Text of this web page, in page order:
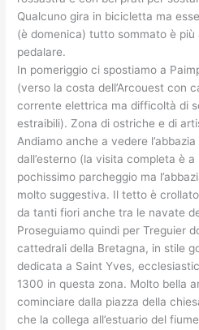
Qualcuno gira in bicicletta ma
(è domenica) tutto sommato è più
pedalare.
In pomeriggio ci spostiamo a
(verso la costa dell’Arcouest con
corrente elettrica ma difficoltà di
estraibili). Zona di ostriche e di
Andiamo anche a vedere
dall’esterno (la visita completa è a
pochissimo parcheggio ma
molto suggestiva. Il tetto è
da tanti fiori anche tra le navate
Proseguiamo quindi per Treguier
cattedrali della Bretagna, in stile
dedicata a Saint Yves,
1300 in questa zona. Molto bella
cominciare dalla piazza della
che la collega all’estuario del